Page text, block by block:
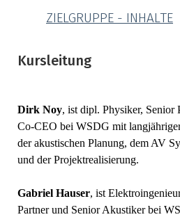
ZIELGRUPPE - INHALTE
Kursleitung
Dirk Noy, ist dipl. Physiker, Senior
Co-CEO bei WSDG mit
der akustischen Planung, dem AV
und der Projektrealisierung.
Gabriel Hauser, ist
Partner und Senior Akustiker bei